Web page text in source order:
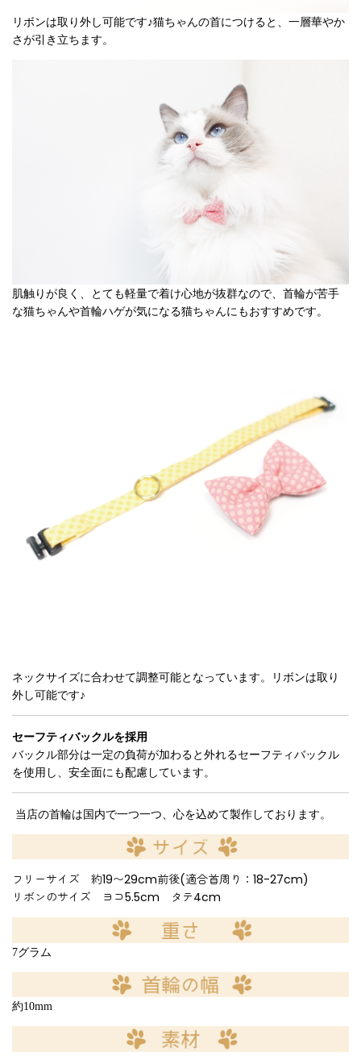
リボンは取り外し可能です♪猫ちゃんの首につけると、一層華やか
さが引き立ちます。
肌触りが良く、とても軽量で着け心地が抜群なので、首輪が苦手
な猫ちゃんや首輪ハゲが気になる猫ちゃんにもおすすめです。
ネックサイズに合わせて調整可能となっています。
リボンは取り
外し可能です♪
セーフティバックルを採用
バックル部分は一定の負荷が加わると外れるセーフティバックル
を使用し、安全面にも配慮しています。
当店の首輪は国内で一つ一つ、心を込めて製作しております。
フリーサイズ 約19〜29cm前後(適合首周り：18-27cm)
リボンのサイズ ヨコ5.5cm タテ4cm
7グラム
約10mm